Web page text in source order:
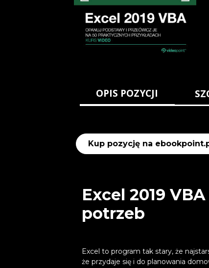
OPIS POZYCJI
Kup pozycję na
Excel 2019
potrzeb
Excel to program tak stary, że
że przydaje się i do planowania